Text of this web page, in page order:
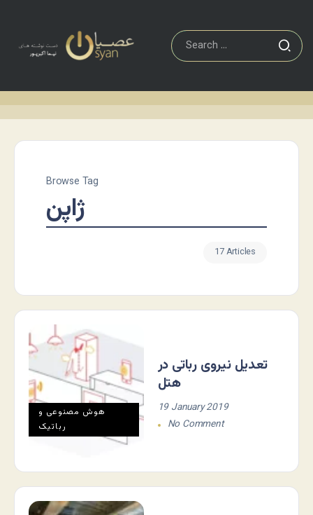
Browse Tag
ژاپن
17 Articles
هوش مصنوعی و
رباتیک
تعدیل نیروی رباتی در
هتل
19 January 2019
No Comment